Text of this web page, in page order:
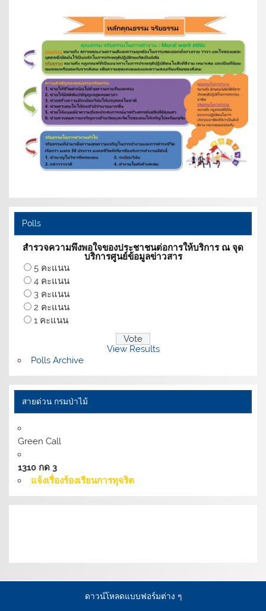
Polls
สำรวจความพึงพอใจของประชาชนต่อการให้บริการ ณ จุด
บริการศูนย์ข้อมูลข่าวสาร
5 คะแนน
4 คะแนน
3 คะแนน
2 คะแนน
1 คะแนน
View Results
Polls Archive
สายด่วน กรมป่าไม้
Green Call
1310 กด 3
แจ้งเรื่องร้องเรียนการทุจริต
ดาวน์โหลดแบบฟอร์มต่าง ๆ